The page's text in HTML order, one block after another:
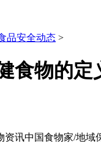
品安全动态 >
食物的定
讯中国食物家/地域